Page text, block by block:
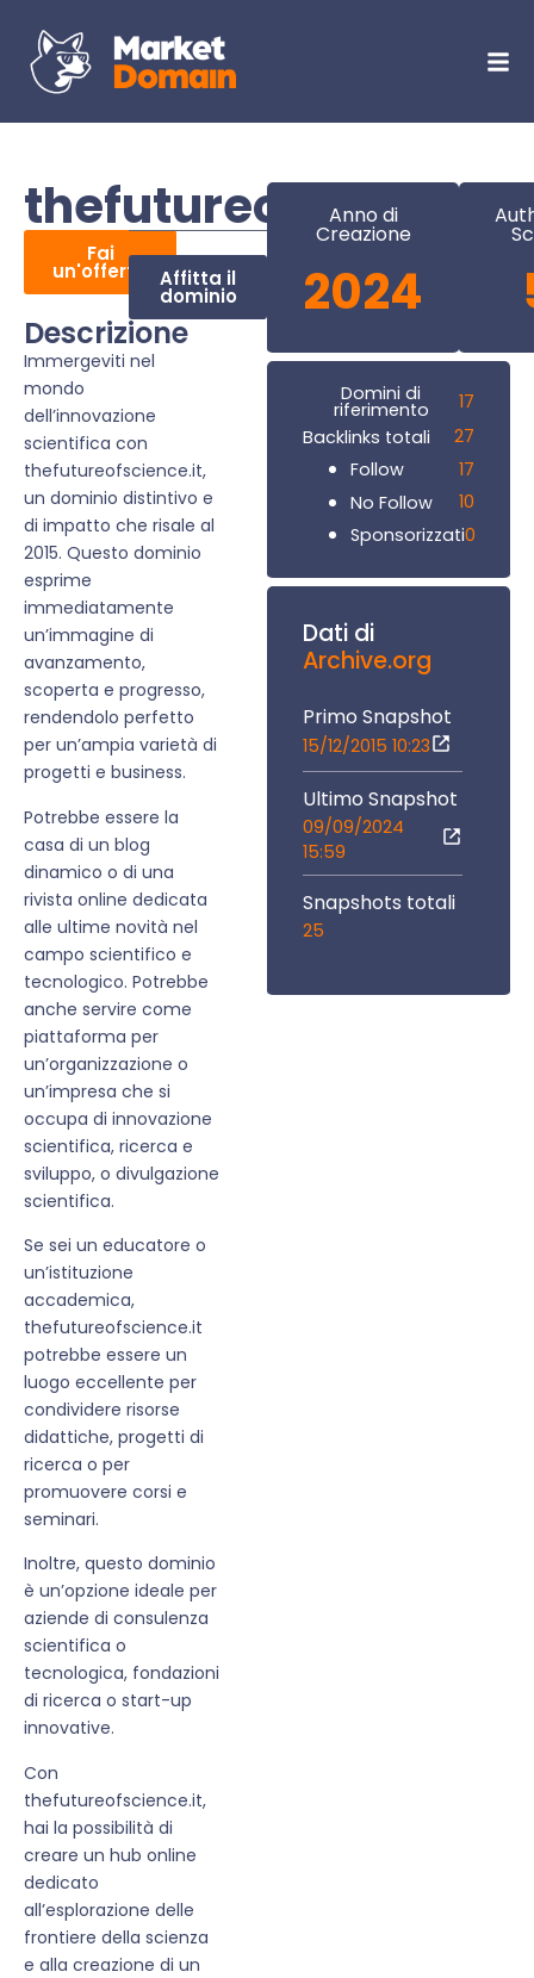
Fai
un'offerta Affitta il
dominio
Descrizione
Immergeviti nel
mondo
dell’innovazione
scientifica con
thefutureofscience.it,
un dominio distintivo e
di impatto che risale al
2015. Questo dominio
esprime
immediatamente
un’immagine di
avanzamento,
scoperta e progresso,
rendendolo perfetto
per un’ampia varietà di
progetti e business.
Potrebbe essere la
casa di un blog
dinamico o di una
rivista online dedicata
alle ultime novità nel
campo scientifico e
tecnologico. Potrebbe
anche servire come
piattaforma per
un’organizzazione o
un’impresa che si
occupa di innovazione
scientifica, ricerca e
sviluppo, o divulgazione
scientifica.
Se sei un educatore o
un’istituzione
accademica,
thefutureofscience.it
potrebbe essere un
luogo eccellente per
condividere risorse
didattiche, progetti di
ricerca o per
promuovere corsi e
seminari.
Inoltre, questo dominio
è un’opzione ideale per
aziende di consulenza
scientifica o
tecnologica, fondazioni
di ricerca o start-up
innovative.
Con
thefutureofscience.it,
hai la possibilità di
creare un hub online
dedicato
all’esplorazione delle
frontiere della scienza
e alla creazione di un
Anno di
Creazione
2024
Domini di
riferimento
17
Backlinks totali
27
Follow
17
No Follow
10
Sponsorizzati0
Dati di
Archive.org
Primo Snapshot
15/12/2015 10:23
Ultimo Snapshot
09/09/2024
15:59
Snapshots totali
25